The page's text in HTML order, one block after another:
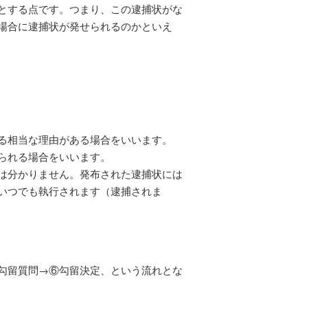
する点です。つまり、この逮捕状がな
に逮捕状が発せられるのかといえ
当な理由がある場合をいいます。
る場合をいいます。
分かりません。発布された逮捕状には
つでも執行されます（逮捕されま
質問→⑥勾留決定、という流れとな